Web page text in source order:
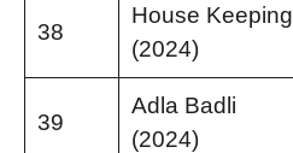
38
House Keeping
(2024)
39
Adla Badli
(2024)